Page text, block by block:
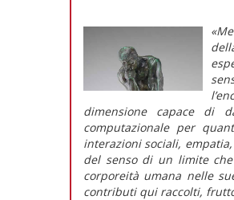
dimensione capace di
computazionale per
interazioni sociali,
del senso di un limite che
corporeità umana nelle
contributi qui raccolti, frutto